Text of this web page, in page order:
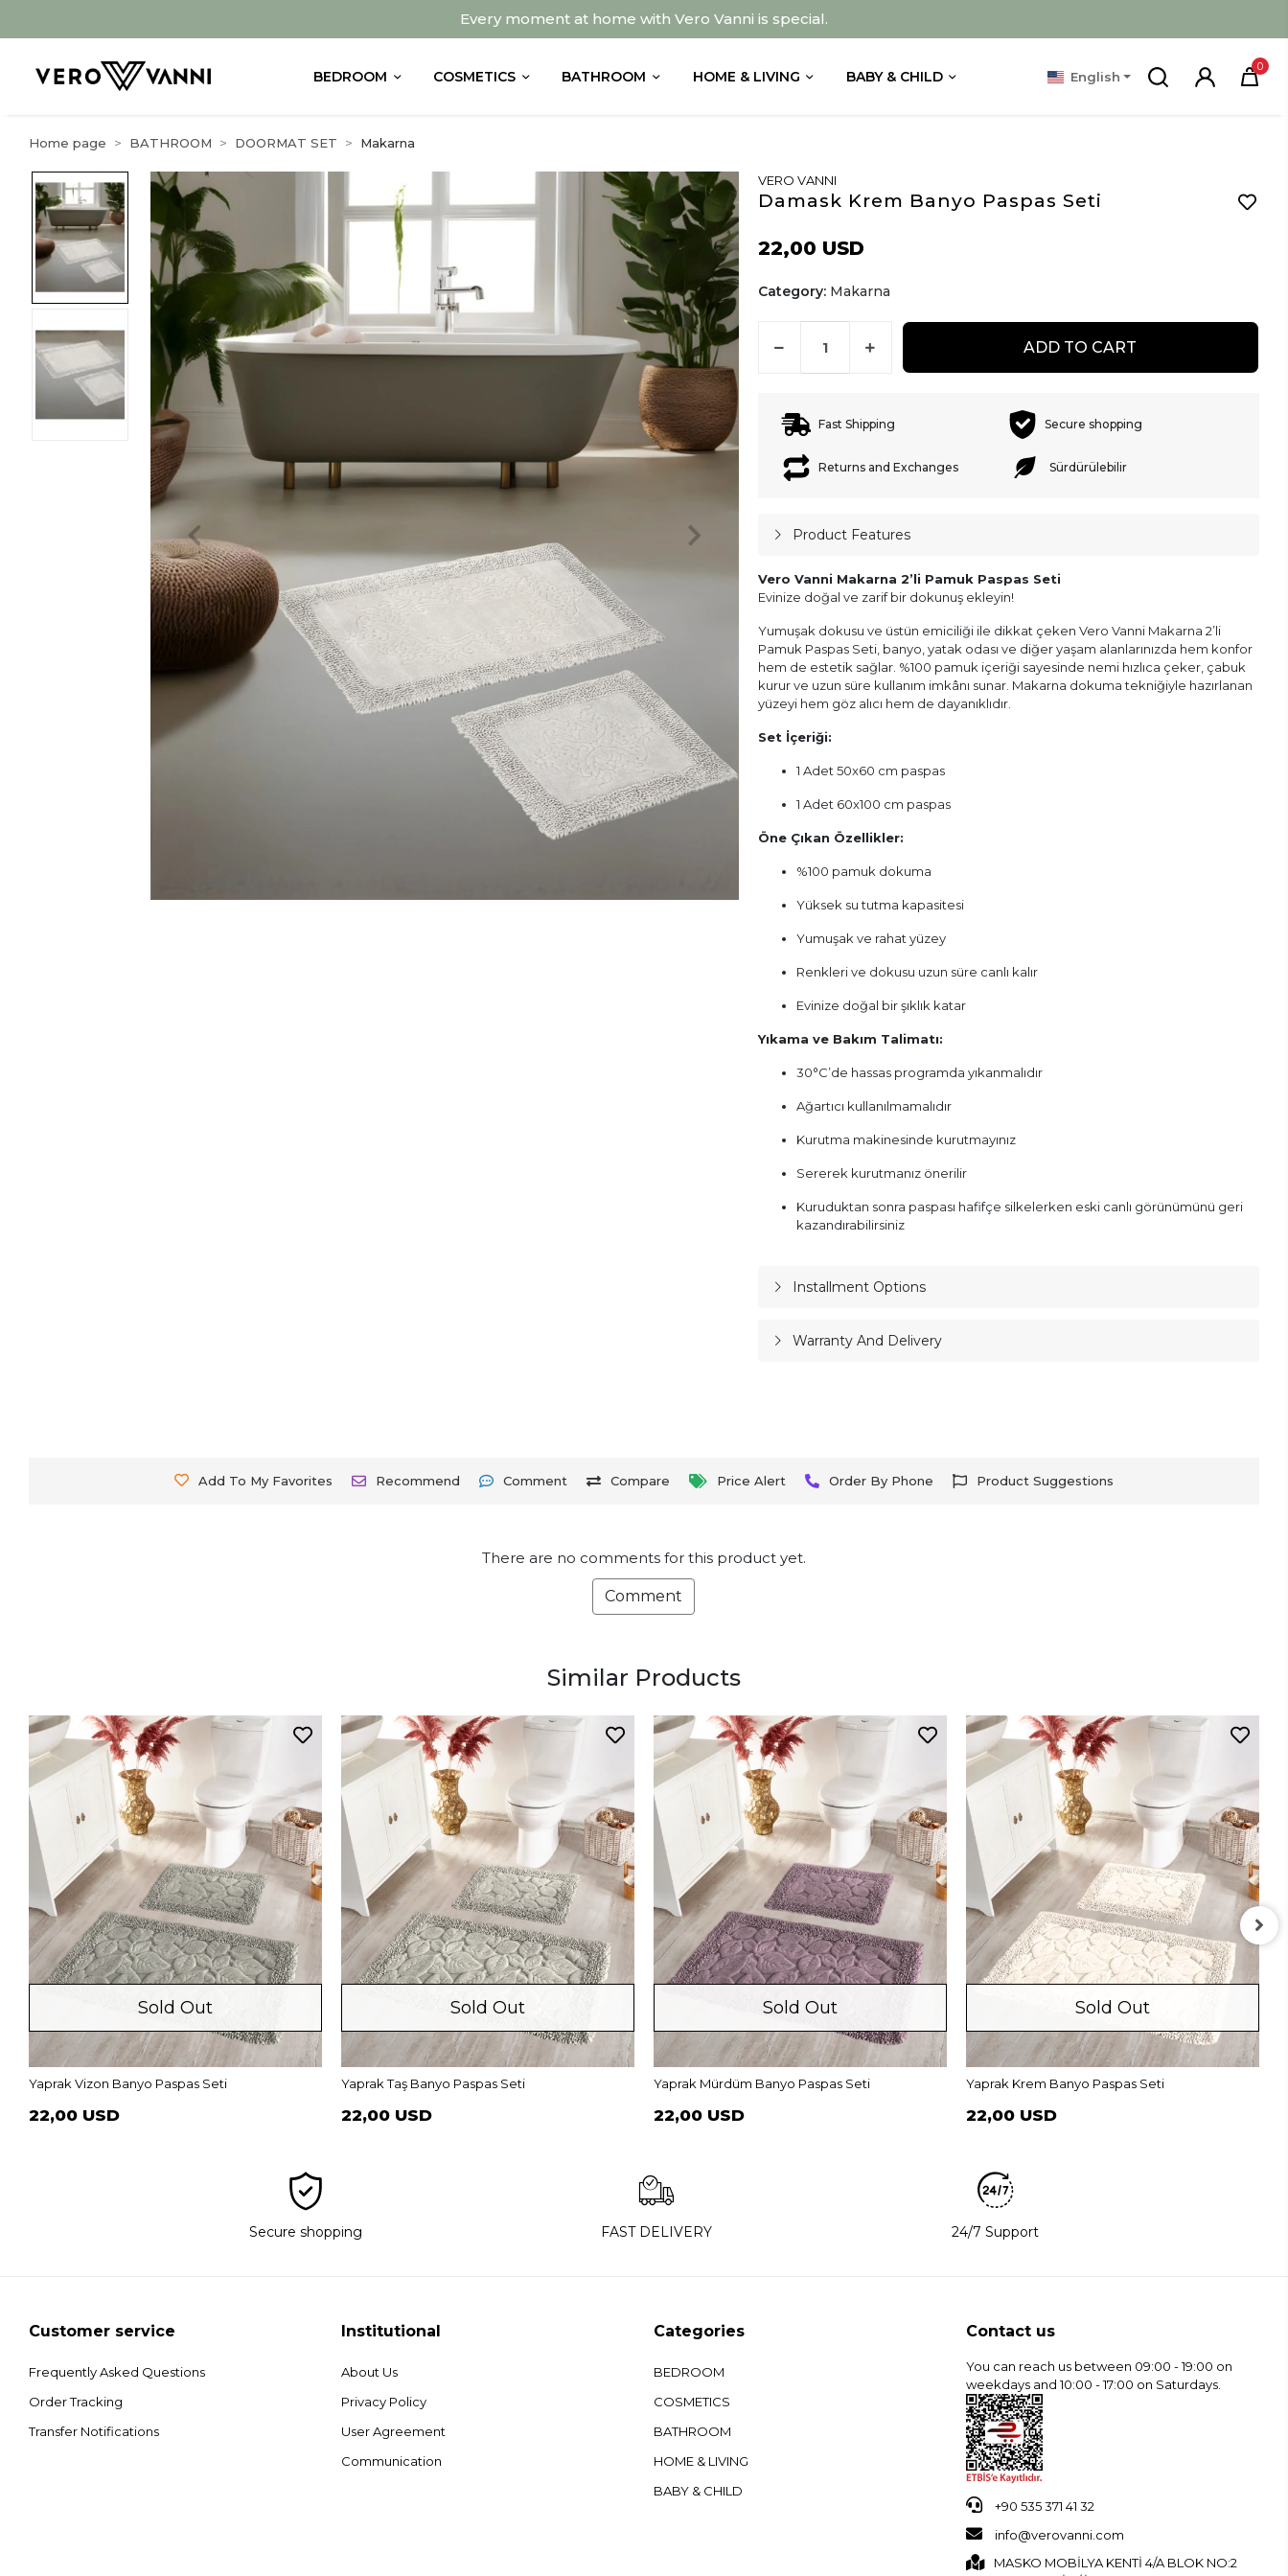
Every moment at home with Vero Vanni is special.
BEDROOM COSMETICS BATHROOM HOME & LIVING BABY & CHILD English
0
Home page BATHROOM DOORMAT SET Makarna
VERO VANNI
Damask Krem Banyo Paspas Seti
22,00 USD
Category: Makarna
ADD TO CART
Fast Shipping Secure shopping
Returns and Exchanges Sürdürülebilir
Product Features
Vero Vanni Makarna 2’li Pamuk Paspas Seti
Evinize doğal ve zarif bir dokunuş ekleyin!
Yumuşak dokusu ve üstün emiciliği ile dikkat çeken Vero Vanni Makarna 2’li
Pamuk Paspas Seti, banyo, yatak odası ve diğer yaşam alanlarınızda hem konfor
hem de estetik sağlar. %100 pamuk içeriği sayesinde nemi hızlıca çeker, çabuk
kurur ve uzun süre kullanım imkânı sunar. Makarna dokuma tekniğiyle hazırlanan
yüzeyi hem göz alıcı hem de dayanıklıdır.
Set İçeriği:
1 Adet 50x60 cm paspas
1 Adet 60x100 cm paspas
Öne Çıkan Özellikler:
%100 pamuk dokuma
Yüksek su tutma kapasitesi
Yumuşak ve rahat yüzey
Renkleri ve dokusu uzun süre canlı kalır
Evinize doğal bir şıklık katar
Yıkama ve Bakım Talimatı:
30°C’de hassas programda yıkanmalıdır
Ağartıcı kullanılmamalıdır
Kurutma makinesinde kurutmayınız
Sererek kurutmanız önerilir
Kuruduktan sonra paspası hafifçe silkelerken eski canlı görünümünü geri
kazandırabilirsiniz
Installment Options
Warranty And Delivery
Add To My Favorites Recommend Comment Compare Price Alert Order By Phone Product Suggestions
There are no comments for this product yet.
Comment
Similar Products
Sold Out
Yaprak Vizon Banyo Paspas Seti
22,00 USD
Sold Out
Yaprak Taş Banyo Paspas Seti
22,00 USD
Sold Out
Yaprak Mürdüm Banyo Paspas Seti
22,00 USD
Sold Out
Yaprak Krem Banyo Paspas Seti
22,00 USD
Secure shopping FAST DELIVERY 24/7 Support
Customer service
Frequently Asked Questions
Order Tracking
Transfer Notifications
Institutional
About Us
Privacy Policy
User Agreement
Communication
Categories
BEDROOM
COSMETICS
BATHROOM
HOME & LIVING
BABY & CHILD
Contact us
You can reach us between 09:00 - 19:00 on
weekdays and 10:00 - 17:00 on Saturdays.
+90 535 371 41 32
info@verovanni.com
MASKO MOBİLYA KENTİ 4/A BLOK NO:2